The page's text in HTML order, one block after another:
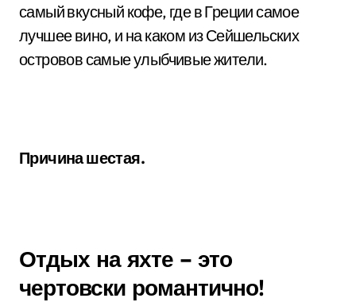
самый вкусный кофе, где в Греции самое
лучшее вино, и на каком из Сейшельских
островов самые улыбчивые жители.
Причина шестая.
Отдых на яхте – это
чертовски романтично!